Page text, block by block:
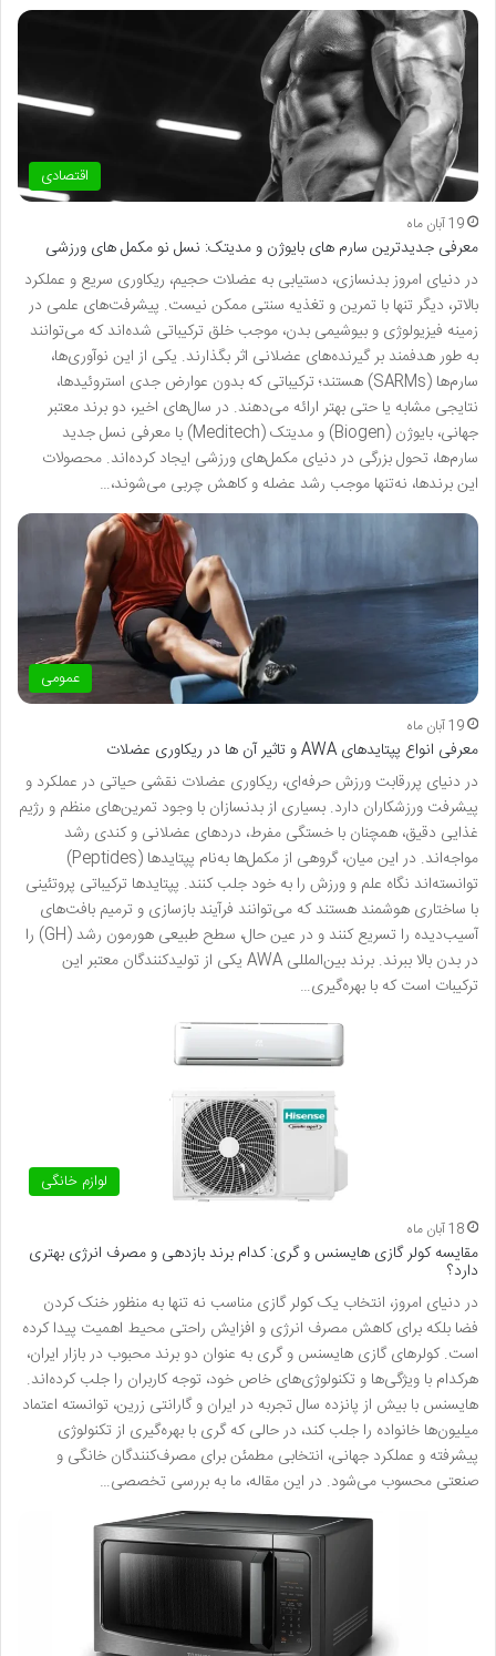
اقتصادی
19 آبان ماه
معرفی جدیدترین سارم های بایوژن و مدیتک: نسل نو مکمل های ورزشی
در دنیای امروز بدنسازی، دستیابی به عضلات حجیم، ریکاوری سریع و عملکرد
بالاتر، دیگر تنها با تمرین و تغذیه سنتی ممکن نیست. پیشرفت‌های علمی در
زمینه فیزیولوژی و بیوشیمی بدن، موجب خلق ترکیباتی شده‌اند که می‌توانند
به طور هدفمند بر گیرنده‌های عضلانی اثر بگذارند. یکی از این نوآوری‌ها،
سارم‌ها (SARMs) هستند؛ ترکیباتی که بدون عوارض جدی استروئیدها،
نتایجی مشابه یا حتی بهتر ارائه می‌دهند. در سال‌های اخیر، دو برند معتبر
جهانی، بایوژن (Biogen) و مدیتک (Meditech) با معرفی نسل جدید
سارم‌ها، تحول بزرگی در دنیای مکمل‌های ورزشی ایجاد کرده‌اند. محصولات
این برندها، نه‌تنها موجب رشد عضله و کاهش چربی می‌شوند،…
عمومی
19 آبان ماه
معرفی انواع پپتایدهای AWA و تاثیر آن ها در ریکاوری عضلات
در دنیای پررقابت ورزش حرفه‌ای، ریکاوری عضلات نقشی حیاتی در عملکرد و
پیشرفت ورزشکاران دارد. بسیاری از بدنسازان با وجود تمرین‌های منظم و رژیم
غذایی دقیق، همچنان با خستگی مفرط، دردهای عضلانی و کندی رشد
مواجه‌اند. در این میان، گروهی از مکمل‌ها به‌نام پپتایدها (Peptides)
توانسته‌اند نگاه علم و ورزش را به خود جلب کنند. پپتایدها ترکیباتی پروتئینی
با ساختاری هوشمند هستند که می‌توانند فرآیند بازسازی و ترمیم بافت‌های
آسیب‌دیده را تسریع کنند و در عین حال، سطح طبیعی هورمون رشد (GH) را
در بدن بالا ببرند. برند بین‌المللی AWA یکی از تولیدکنندگان معتبر این
ترکیبات است که با بهره‌گیری…
لوازم خانگی
18 آبان ماه
مقایسه کولر گازی هایسنس و گری: کدام برند بازدهی و مصرف انرژی بهتری
دارد؟
در دنیای امروز، انتخاب یک کولر گازی مناسب نه تنها به منظور خنک کردن
فضا بلکه برای کاهش مصرف انرژی و افزایش راحتی محیط اهمیت پیدا کرده
است. کولرهای گازی هایسنس و گری به عنوان دو برند محبوب در بازار ایران،
هرکدام با ویژگی‌ها و تکنولوژی‌های خاص خود، توجه کاربران را جلب کرده‌اند.
هایسنس با بیش از پانزده سال تجربه در ایران و گارانتی زرین، توانسته اعتماد
میلیون‌ها خانواده را جلب کند، در حالی که گری با بهره‌گیری از تکنولوژی
پیشرفته و عملکرد جهانی، انتخابی مطمئن برای مصرف‌کنندگان خانگی و
صنعتی محسوب می‌شود. در این مقاله، ما به بررسی تخصصی…